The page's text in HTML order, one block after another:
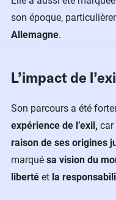
son époque,
Allemagne.
L’impact de
Son parcours a été
expérience de l’exil, car
raison de ses origines
marqué sa vision du
liberté et la